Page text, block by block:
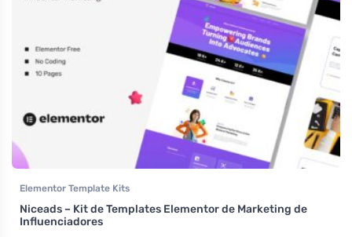
Elementor Template Kits
Niceads – Kit de Templates Elementor de Marketing de
Influenciadores